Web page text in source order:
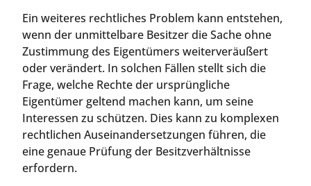
Ein weiteres rechtliches Problem kann entstehen,
wenn der unmittelbare Besitzer die Sache ohne
Zustimmung des Eigentümers weiterveräußert
oder verändert. In solchen Fällen stellt sich die
Frage, welche Rechte der ursprüngliche
Eigentümer geltend machen kann, um seine
Interessen zu schützen. Dies kann zu komplexen
rechtlichen Auseinandersetzungen führen, die
eine genaue Prüfung der Besitzverhältnisse
erfordern.